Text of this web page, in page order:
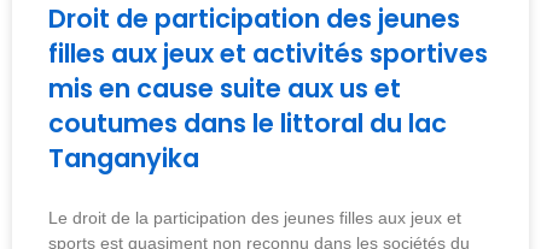
Droit de participation des jeunes
filles aux jeux et activités sportives
mis en cause suite aux us et
coutumes dans le littoral du lac
Tanganyika
Le droit de la participation des jeunes filles aux jeux et
sports est quasiment non reconnu dans les sociétés du